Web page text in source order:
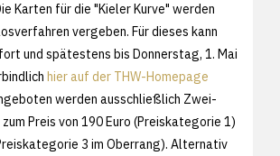
Karten für die "Kieler Kurve" werden
vergeben. Für dieses kann
und spätestens bis Donnerstag, 1. Mai
hier auf der THW-Homepage
werden ausschließlich Zwei-
Preis von 190 Euro (Preiskategorie 1)
3 im Oberrang). Alternativ